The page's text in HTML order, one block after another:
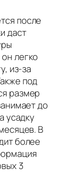
после
даст
легко
из-за
под
размер
до
усадку
В
более
3